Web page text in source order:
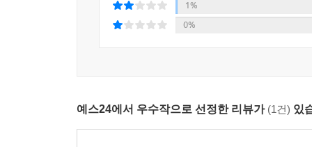
1%
0%
예스24에서 우수작으로 선정한 리뷰가 (1건) 있